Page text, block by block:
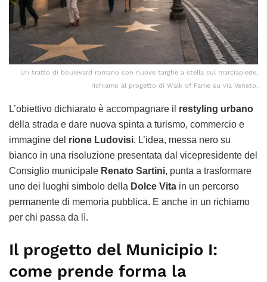
Un tratto di boulevard romano con nuove targhe a stella sul marciapiede,
richiamo al progetto di Walk of Fame su via Veneto.
L’obiettivo dichiarato è accompagnare il restyling urbano
della strada e dare nuova spinta a turismo, commercio e
immagine del rione Ludovisi. L’idea, messa nero su
bianco in una risoluzione presentata dal vicepresidente del
Consiglio municipale Renato Sartini, punta a trasformare
uno dei luoghi simbolo della Dolce Vita in un percorso
permanente di memoria pubblica. E anche in un richiamo
per chi passa da lì.
Il progetto del Municipio I:
come prende forma la